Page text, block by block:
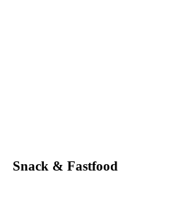
Snack & Fastfood